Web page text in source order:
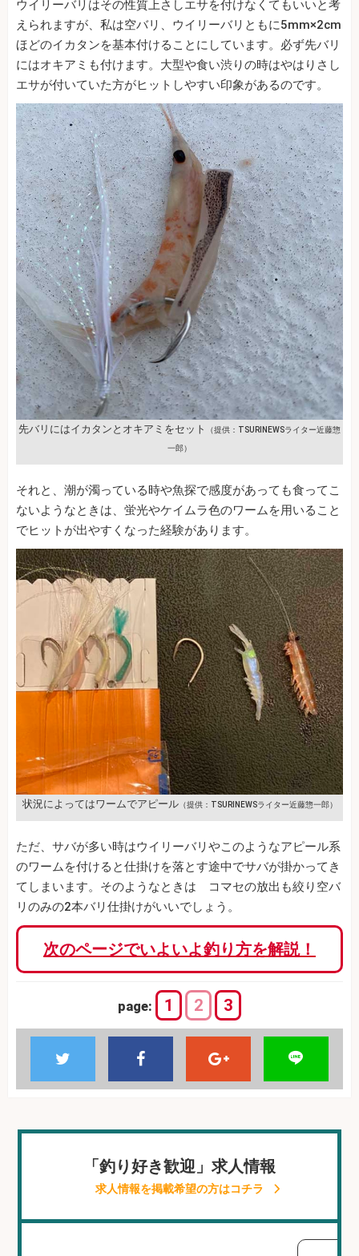
ウイリーバリはその性質上さしエサを付けなくてもいいと考
えられますが、私は空バリ、ウイリーバリともに5mm×2cm
ほどのイカタンを基本付けることにしています。必ず先バリ
にはオキアミも付けます。大型や食い渋りの時はやはりさし
エサが付いていた方がヒットしやすい印象があるのです。
先バリにはイカタンとオキアミをセット （提供：TSURINEWSライター近藤惣
一郎）
それと、潮が濁っている時や魚探で感度があっても食ってこ
ないようなときは、蛍光やケイムラ色のワームを用いること
でヒットが出やすくなった経験があります。
状況によってはワームでアピール（提供：TSURINEWSライター近藤惣一郎）
ただ、サバが多い時はウイリーバリやこのようなアピール系
のワームを付けると仕掛けを落とす途中でサバが掛かってき
てしまいます。そのようなときは コマセの放出も絞り空バ
リのみの2本バリ仕掛けがいいでしょう。
次のページでいよいよ釣り方を解説！
page: 1 2 3
「釣り好き歓迎」求人情報
求人情報を掲載希望の方はコチラ